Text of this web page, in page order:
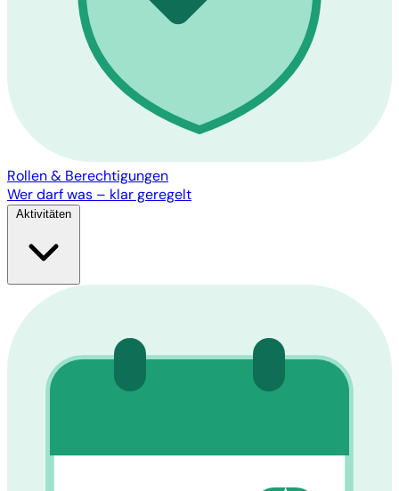
Rollen & Berechtigungen
Wer darf was – klar geregelt
Aktivitäten